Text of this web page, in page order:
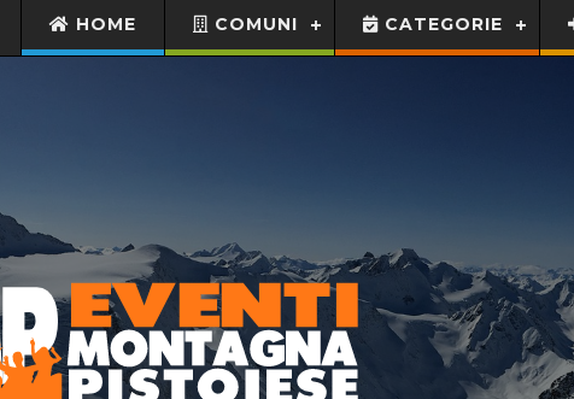
HOME COMUNI CATEGORIE